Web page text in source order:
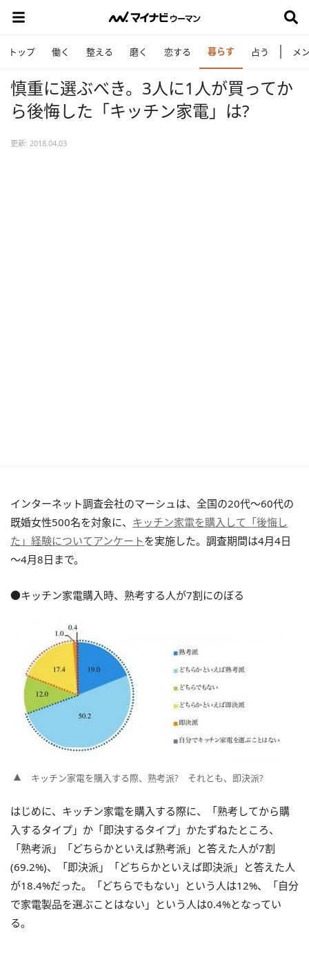
トップ 働く 整える 磨く 恋する 暮らす 占う メ
慎重に選ぶべき。3人に1人が買ってか
ら後悔した「キッチン家電」は?
更新: 2018.04.03
インターネット調査会社のマーシュは、全国の20代～60代の
既婚女性500名を対象に、 キッチン家電を購入して「後悔し
た」経験についてアンケートを実施した。調査期間は4月4日
～4月8日まで。
●キッチン家電購入時、熟考する人が7割にのぼる
キッチン家電を購入する際、熟考派? それとも、即決派?
はじめに、キッチン家電を購入する際に、「熟考してから購
入するタイプ」か「即決するタイプ」かたずねたところ、
「熟考派」「どちらかといえば熟考派」と答えた人が7割
(69.2%)、「即決派」「どちらかといえば即決派」と答えた人
が18.4%だった。「どちらでもない」という人は12%、「自分
で家電製品を選ぶことはない」という人は0.4%となってい
る。